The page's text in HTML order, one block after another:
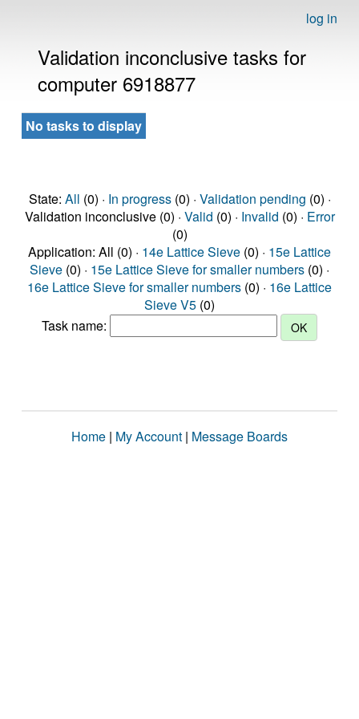
log in
Validation inconclusive tasks for
computer 6918877
No tasks to display
State: All (0) · In progress(0) · Validation pending (0) ·
Validation inconclusive (0) · Valid (0) · Invalid (0) · Error
(0)
Application: All (0) · 14e Lattice Sieve (0) · 15e Lattice
Sieve (0) · 15e Lattice Sieve for smaller numbers (0) ·
16e Lattice Sieve for smaller numbers (0) · 16e Lattice
Sieve V5 (0)
Task name:
Home | My Account | Message Boards